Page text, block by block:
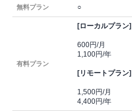
無料プラン ○
有料プラン
[ローカルプラン]
600円/月
1,100円/年
[リモートプラン]
1,500円/月
4,400円/年